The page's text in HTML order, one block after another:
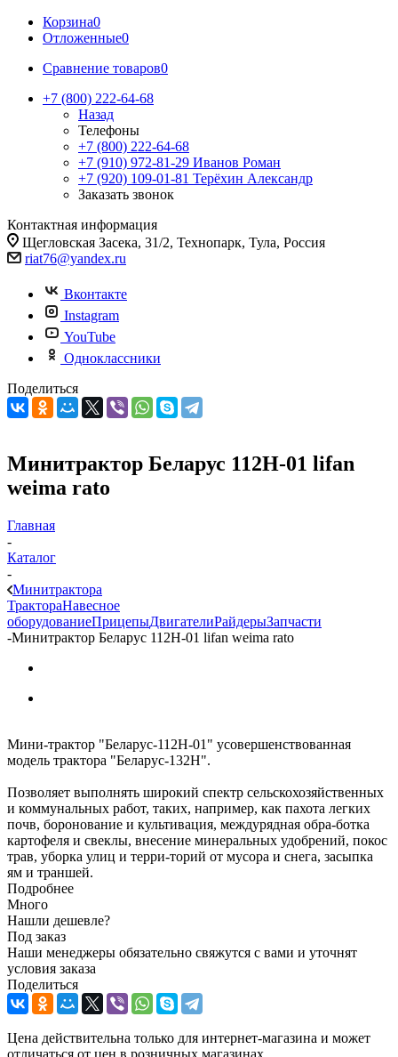
Корзина0
Отложенные0
Сравнение товаров0
+7 (800) 222-64-68
Назад
Телефоны
+7 (800) 222-64-68
+7 (910) 972-81-29 Иванов Роман
+7 (920) 109-01-81 Терёхин Александр
Заказать звонок
Контактная информация
Щегловская Засека, 31/2, Технопарк, Тула, Россия
riat76@yandex.ru
Вконтакте
Instagram
YouTube
Одноклассники
Поделиться
Минитрактор Беларус 112Н-01 lifan
weima rato
Главная
-
Каталог
-
Минитрактора
ТрактораНавесное
оборудованиеПрицепыДвигателиРайдерыЗапчасти
-Минитрактор Беларус 112Н-01 lifan weima rato
Мини-трактор "Беларус-112Н-01" усовершенствованная
модель трактора "Беларус-132Н".
Позволяет выполнять широкий спектр сельскохозяйственных
и коммунальных работ, таких, например, как пахота легких
почв, боронование и культивация, междурядная обра-ботка
картофеля и свеклы, внесение минеральных удобрений, покос
трав, уборка улиц и терри-торий от мусора и снега, засыпка
ям и траншей.
Подробнее
Много
Нашли дешевле?
Под заказ
Наши менеджеры обязательно свяжутся с вами и уточнят
условия заказа
Поделиться
Цена действительна только для интернет-магазина и может
отличаться от цен в розничных магазинах